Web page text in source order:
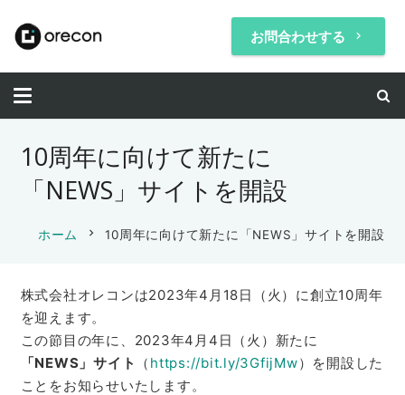
お問合わせする keyboard_arrow_right
10周年に向けて新たに
「NEWS」サイトを開設
ホーム chevron_right 10周年に向けて新たに「NEWS」サイトを開設
株式会社オレコンは2023年4月18日（火）に創立10周年
を迎えます。
この節目の年に、2023年4月4日（火）新たに
「NEWS」サイト
（ https://bit.ly/3GfijMw）を開設した
ことをお知らせいたします。